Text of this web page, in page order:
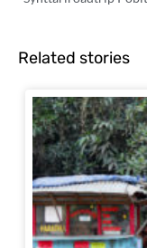
Related stories